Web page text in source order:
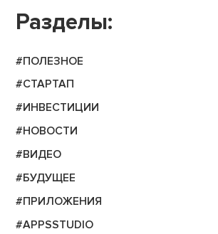
Разделы:
#ПОЛЕЗНОЕ
#СТАРТАП
#ИНВЕСТИЦИИ
#НОВОСТИ
#ВИДЕО
#БУДУЩЕЕ
#ПРИЛОЖЕНИЯ
#APPSSTUDIO